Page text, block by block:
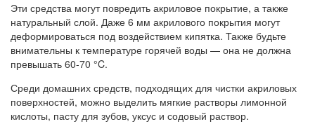
Эти средства могут повредить акриловое покрытие, а также
натуральный слой. Даже 6 мм акрилового покрытия могут
деформироваться под воздействием кипятка. Также будьте
внимательны к температуре горячей воды — она не должна
превышать 60-70 °C.
Среди домашних средств, подходящих для чистки акриловых
поверхностей, можно выделить мягкие растворы лимонной
кислоты, пасту для зубов, уксус и содовый раствор.